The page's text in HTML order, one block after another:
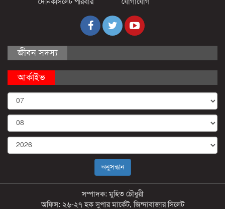
জীবন সদস্য
আর্কাইভ
সম্পাদক: মুহিত চৌধুরী
অফিস: ২৬-২৭ হক সুপার মার্কেট, জিন্দাবাজার সিলেট